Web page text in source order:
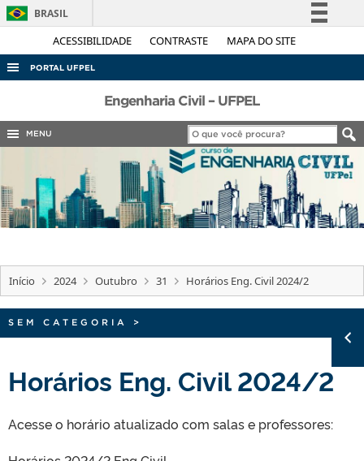
ACESSIBILIDADE CONTRASTE MAPA DO SITE
BRASIL
Simplifique!
Legislação
Canais
PORTAL UFPEL
ACESSO À INFORMAÇÃO
AUDITORIA
CONCURSOS
EDITAIS
Engenharia Civil – UFPEL
MENU
Início 2024 Outubro 31 Horários Eng. Civil 2024/2
SEM CATEGORIA >
Horários Eng. Civil 2024/2
Acesse o horário atualizado com salas e professores: